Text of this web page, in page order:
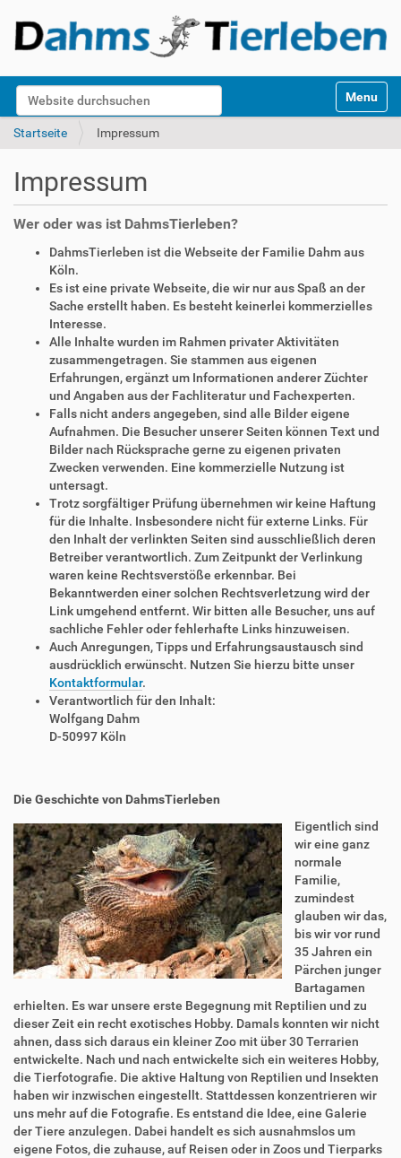
Website durchsuchen
k
Toggle
Startseite Impressum
Impressum
Wer oder was ist DahmsTierleben?
DahmsTierleben ist die Webseite der Familie Dahm aus
Köln.
Es ist eine private Webseite, die wir nur aus Spaß an der
Sache erstellt haben. Es besteht keinerlei kommerzielles
Interesse.
Alle Inhalte wurden im Rahmen privater Aktivitäten
zusammengetragen. Sie stammen aus eigenen
Erfahrungen, ergänzt um Informationen anderer Züchter
und Angaben aus der Fachliteratur und Fachexperten.
Falls nicht anders angegeben, sind alle Bilder eigene
Aufnahmen. Die Besucher unserer Seiten können Text und
Bilder nach Rücksprache gerne zu eigenen privaten
Zwecken verwenden. Eine kommerzielle Nutzung ist
untersagt.
Trotz sorgfältiger Prüfung übernehmen wir keine Haftung
für die Inhalte. Insbesondere nicht für externe Links. Für
den Inhalt der verlinkten Seiten sind ausschließlich deren
Betreiber verantwortlich. Zum Zeitpunkt der Verlinkung
waren keine Rechtsverstöße erkennbar. Bei
Bekanntwerden einer solchen Rechtsverletzung wird der
Link umgehend entfernt. Wir bitten alle Besucher, uns auf
sachliche Fehler oder fehlerhafte Links hinzuweisen.
Auch Anregungen, Tipps und Erfahrungsaustausch sind
ausdrücklich erwünscht. Nutzen Sie hierzu bitte unser
Kontaktformular.
Verantwortlich für den Inhalt:
Wolfgang Dahm
D-50997 Köln
Die Geschichte von DahmsTierleben
Eigentlich sind
wir eine ganz
normale
Familie,
zumindest
glauben wir das,
bis wir vor rund
35 Jahren ein
Pärchen junger
Bartagamen
erhielten. Es war unsere erste Begegnung mit Reptilien und zu
dieser Zeit ein recht exotisches Hobby. Damals konnten wir nicht
ahnen, dass sich daraus ein kleiner Zoo mit über 30 Terrarien
entwickelte. Nach und nach entwickelte sich ein weiteres Hobby,
die Tierfotografie. Die aktive Haltung von Reptilien und Insekten
haben wir inzwischen eingestellt. Stattdessen konzentrieren wir
uns mehr auf die Fotografie. Es entstand die Idee, eine Galerie
der Tiere anzulegen. Dabei handelt es sich ausnahmslos um
eigene Fotos, die zuhause, auf Reisen oder in Zoos und Tierparks